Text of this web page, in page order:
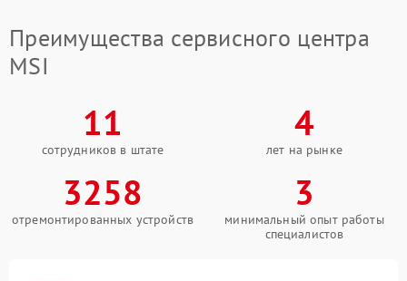
Преимущества сервисного центра
MSI
11
сотрудников в штате
4
лет на рынке
3258
отремонтированных устройств
3
минимальный опыт работы
специалистов